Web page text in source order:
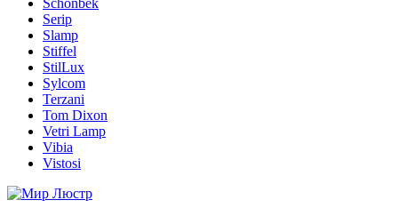
Schonbek
Serip
Slamp
Stiffel
StilLux
Sylcom
Terzani
Tom Dixon
Vetri Lamp
Vibia
Vistosi